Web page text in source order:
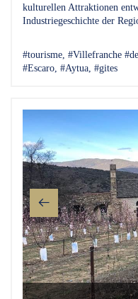
kulturellen Attraktionen
Industriegeschichte der
#tourisme, #Villefranche
#Escaro, #Aytua, #gites